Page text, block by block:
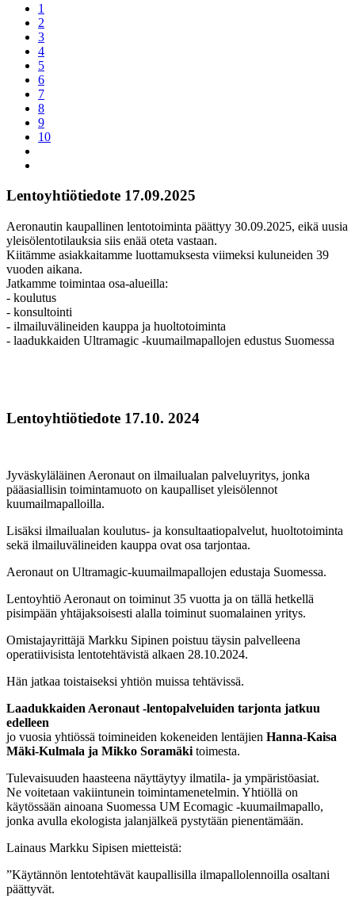
1
2
3
4
5
6
7
8
9
10
Lentoyhtiötiedote 17.09.2025
Aeronautin kaupallinen lentotoiminta päättyy 30.09.2025, eikä uusia
yleisölentotilauksia siis enää oteta vastaan.
Kiitämme asiakkaitamme luottamuksesta viimeksi kuluneiden 39
vuoden aikana.
Jatkamme toimintaa osa-alueilla:
- koulutus
- konsultointi
- ilmailuvälineiden kauppa ja huoltotoiminta
- laadukkaiden Ultramagic -kuumailmapallojen edustus Suomessa
Lentoyhtiötiedote 17.10. 2024
Jyväskyläläinen Aeronaut on ilmailualan palveluyritys, jonka
pääasiallisin toimintamuoto on kaupalliset yleisölennot
kuumailmapalloilla.
Lisäksi ilmailualan koulutus- ja konsultaatiopalvelut, huoltotoiminta
sekä ilmailuvälineiden kauppa ovat osa tarjontaa.
Aeronaut on Ultramagic-kuumailmapallojen edustaja Suomessa.
Lentoyhtiö Aeronaut on toiminut 35 vuotta ja on tällä hetkellä
pisimpään yhtäjaksoisesti alalla toiminut suomalainen yritys.
Omistajayrittäjä Markku Sipinen poistuu täysin palvelleena
operatiivisista lentotehtävistä alkaen 28.10.2024.
Hän jatkaa toistaiseksi yhtiön muissa tehtävissä.
Laadukkaiden Aeronaut -lentopalveluiden tarjonta jatkuu
edelleen
jo vuosia yhtiössä toimineiden kokeneiden lentäjien Hanna-Kaisa
Mäki-Kulmala ja Mikko Soramäki toimesta.
Tulevaisuuden haasteena näyttäytyy ilmatila- ja ympäristöasiat.
Ne voitetaan vakiintunein toimintamenetelmin. Yhtiöllä on
käytössään ainoana Suomessa UM Ecomagic -kuumailmapallo,
jonka avulla ekologista jalanjälkeä pystytään pienentämään.
Lainaus Markku Sipisen mietteistä:
”Käytännön lentotehtävät kaupallisilla ilmapallolennoilla osaltani
päättyvät.